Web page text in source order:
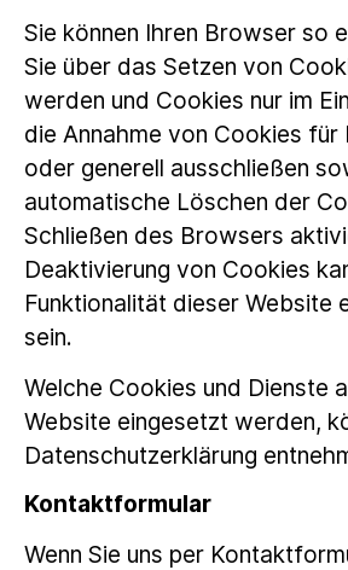
Sie können Ihren Browser so
Sie über das Setzen von
werden und Cookies nur im
die Annahme von Cookies für
oder generell ausschließen
automatische Löschen der
Schließen des Browsers
Deaktivierung von Cookies
Funktionalität dieser Website
sein.
Welche Cookies und Dienste
Website eingesetzt werden,
Datenschutzerklärung
Kontaktformular
Wenn Sie uns per